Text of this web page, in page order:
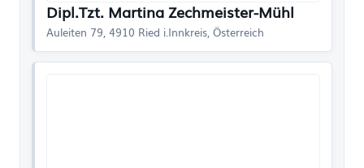
Dipl.Tzt. Martina Zechmeister-Mühl
Auleiten 79, 4910 Ried i.Innkreis, Österreich